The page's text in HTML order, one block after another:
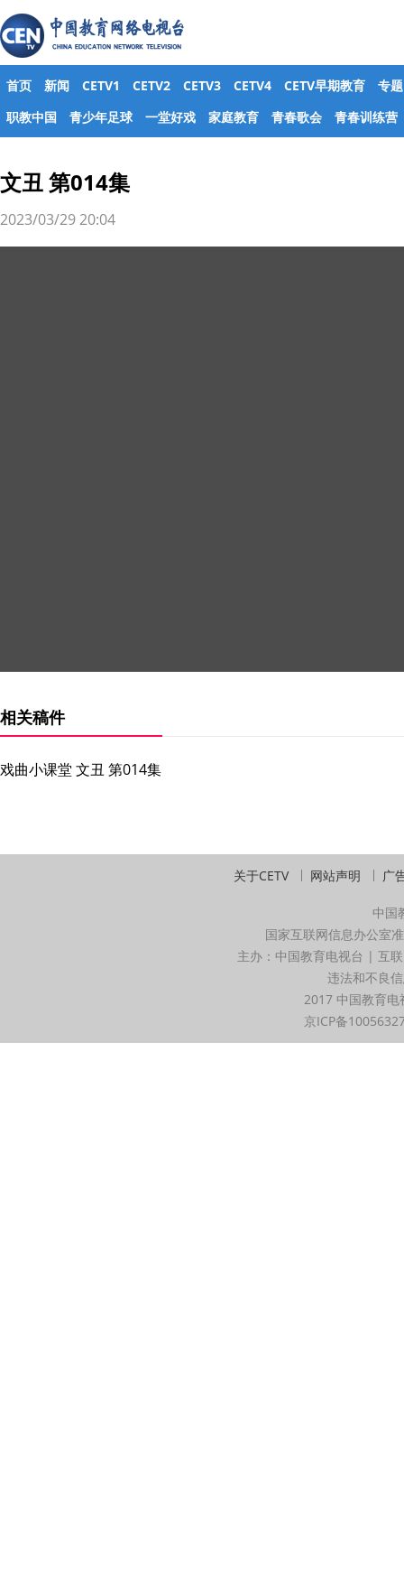
首页 新闻 CETV1 CETV2 CETV3 CETV4 CETV早期教育
专题
职教中国
青少年足球 一堂好戏 家庭教育 青春歌会 青春训练营
文丑 第014集
2023/03/29 20:04
相关稿件
戏曲小课堂 文丑 第014集
关于CETV 网站声明 广
中国
国家互联网信息办公室
主办：中国教育电视台 | 互
违法和不良
2017 中国教育
京ICP备